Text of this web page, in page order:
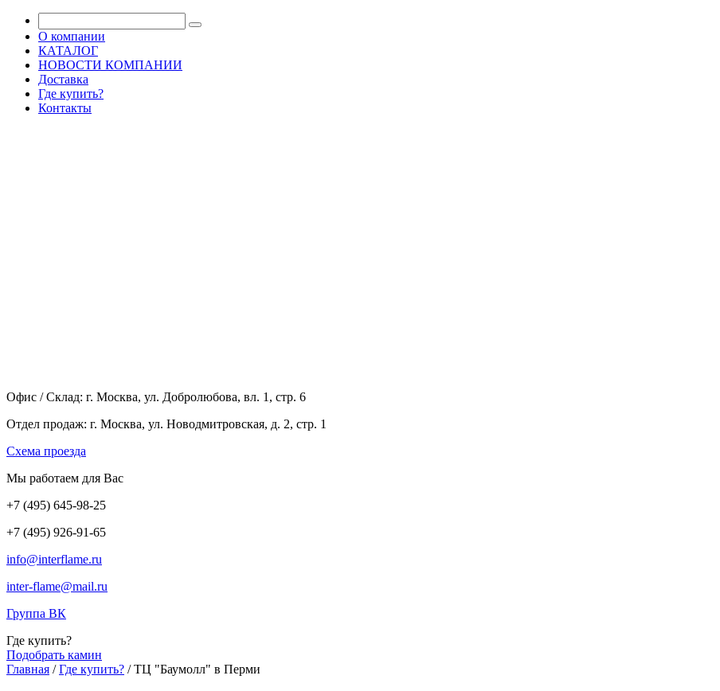
О компании
КАТАЛОГ
НОВОСТИ КОМПАНИИ
Доставка
Где купить?
Контакты
Офис / Склад: г. Москва, ул. Добролюбова, вл. 1, стр. 6
Отдел продаж: г. Москва, ул. Новодмитровская, д. 2, стр. 1
Cхема проезда
Мы работаем для Вас
+7 (495) 645-98-25
+7 (495) 926-91-65
info@interflame.ru
inter-flame@mail.ru
Группа ВК
Где купить?
Подобрать камин
Главная / Где купить? /ТЦ "Баумолл" в Перми